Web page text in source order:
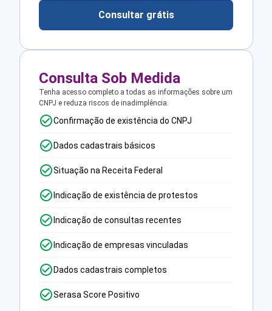
Consultar grátis
Consulta Sob Medida
Tenha acesso completo a todas as informações sobre um
CNPJ e reduza riscos de inadimplência.
Confirmação de existência do CNPJ
Dados cadastrais básicos
Situação na Receita Federal
Indicação de existência de protestos
Indicação de consultas recentes
Indicação de empresas vinculadas
Dados cadastrais completos
Serasa Score Positivo